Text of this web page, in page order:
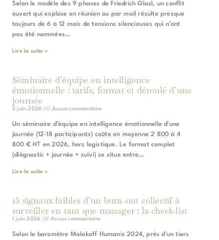
Selon le modèle des 9 phases de Friedrich Glasl, un conflit
ouvert qui explose en réunion ou par mail résulte presque
toujours de 6 à 12 mois de tensions silencieuses qui n’ont
pas été nommées…
Lire la suite »
Séminaire d’équipe en intelligence
émotionnelle : tarifs, format et déroulé d’une
journée
2 juin 2026 Aucun commentaire
Un séminaire d’équipe en intelligence émotionnelle d’une
journée (12-18 participants) coûte en moyenne 2 800 à 4
800 € HT en 2026, hors logistique. Le format complet
(diègnostic + journée + suivi) se situe entre…
Lire la suite »
15 signaux faibles d’un burn-out collectif à
surveiller en tant que manager : la check-list
1 juin 2026 Aucun commentaire
Selon le baromètre Malakoff Humanis 2024, près d’un tiers